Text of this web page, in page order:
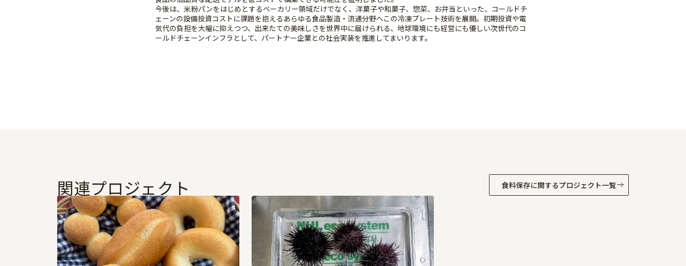
今後は、米粉パンをはじめとするベーカリー領域だけでなく、洋菓子や和菓子、惣菜、お弁当といった、コールドチ
ェーンの設備投資コストに課題を抱えるあらゆる食品製造・流通分野へこの冷凍プレート技術を展開。初期投資や電
気代の負担を大幅に抑えつつ、出来たての美味しさを世界中に届けられる、地球環境にも経営にも優しい次世代のコ
ールドチェーンインフラとして、パートナー企業との社会実装を推進してまいります。
関連プロジェクト 食料保存に関するプロジェクト一覧